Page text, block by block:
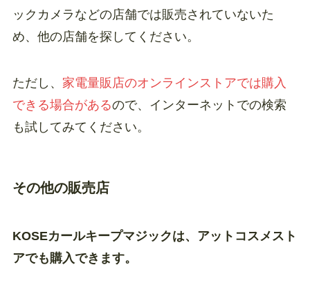
ックカメラなどの店舗では販売されていないた
め、他の店舗を探してください。
ただし、 家電量販店のオンラインストアでは購入
できる場合があるので、インターネットでの検索
も試してみてください。
その他の販売店
KOSEカールキープマジックは、アットコスメスト
アでも購入できます。